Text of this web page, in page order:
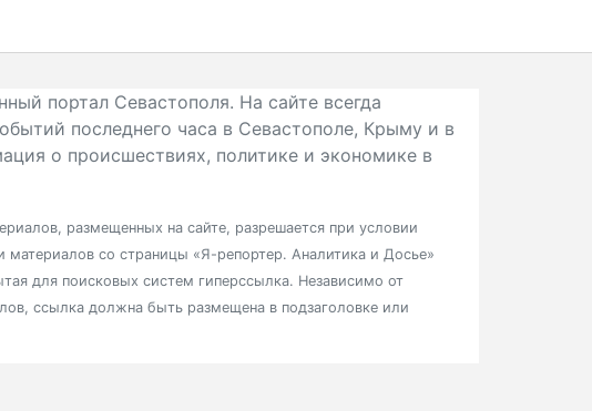
портал Севастополя. На сайте всегда
последнего часа в Севастополе, Крыму и в
о происшествиях, политике и экономике в
размещенных на сайте, разрешается при условии
со страницы «Я-репортер. Аналитика и Досье»
для поисковых систем гиперссылка. Независимо от
ссылка должна быть размещена в подзаголовке или